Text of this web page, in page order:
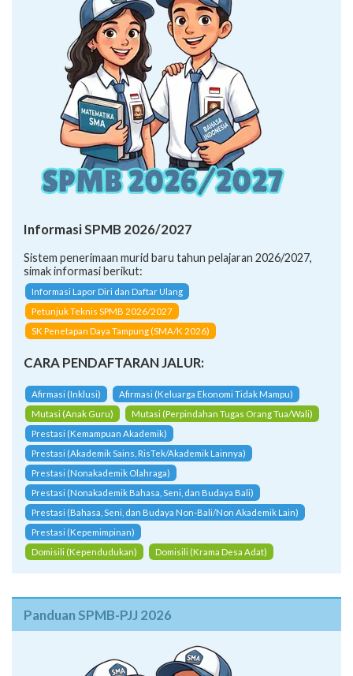
Informasi SPMB 2026/2027
Sistem penerimaan murid baru tahun pelajaran 2026/2027,
simak informasi berikut:
Informasi Lapor Diri dan Daftar Ulang
Petunjuk Teknis SPMB 2026/2027
SK Penetapan Daya Tampung (SMA/K 2026)
CARA PENDAFTARAN JALUR:
Afirmasi (Inklusi)
Afirmasi (Keluarga Ekonomi Tidak Mampu)
Mutasi (Anak Guru)
Mutasi (Perpindahan Tugas Orang Tua/Wali)
Prestasi (Kemampuan Akademik)
Prestasi (Akademik Sains, RisTek/Akademik Lainnya)
Prestasi (Nonakademik Olahraga)
Prestasi (Nonakademik Bahasa, Seni, dan Budaya Bali)
Prestasi (Bahasa, Seni, dan Budaya Non-Bali/Non Akademik Lain)
Prestasi (Kepemimpinan)
Domisili (Kependudukan)
Domisili (Krama Desa Adat)
Panduan SPMB-PJJ 2026